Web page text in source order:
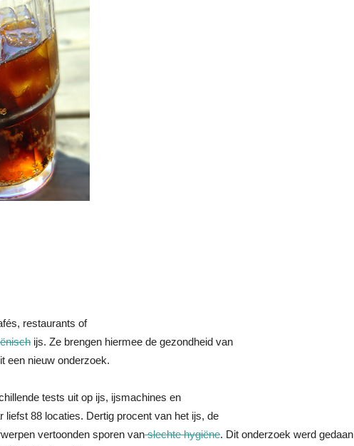
restaurants of
ijs. Ze brengen hiermee de gezondheid van
een nieuw onderzoek.
tests uit op ijs, ijsmachines en
liefst 88 locaties. Dertig procent van het ijs, de
vertoonden sporen vanslechte hygiëne. Dit onderzoek werd gedaan